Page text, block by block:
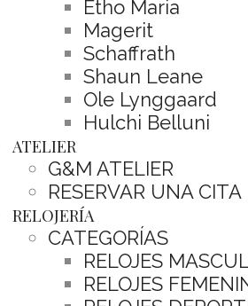
Etho Maria
Magerit
Schaffrath
Shaun Leane
Ole Lynggaard
Hulchi Belluni
ATELIER
G&M ATELIER
RESERVAR UNA CITA
RELOJERÍA
CATEGORÍAS
RELOJES
RELOJES